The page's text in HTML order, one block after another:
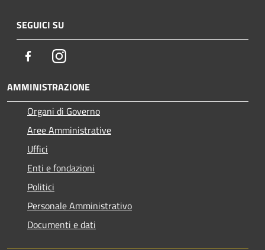
SEGUICI SU
FacebookInstagram
AMMINISTRAZIONE
Organi di Governo
Aree Amministrative
Uffici
Enti e fondazioni
Politici
Personale Amministrativo
Documenti e dati